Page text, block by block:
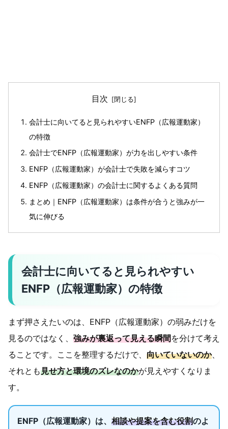
目次
会計士に向いてると見られやすいENFP（広報運動家）
の特徴
会計士でENFP（広報運動家）が力を出しやすい条件
ENFP（広報運動家）が会計士で失敗を減らすコツ
ENFP（広報運動家）の会計士に関するよくある質問
まとめ｜ENFP（広報運動家）は条件が合うと強みが一
気に伸びる
会計士に向いてると見られやすい
ENFP（広報運動家）の特徴
まず押さえたいのは、ENFP（広報運動家）の弱みだけを
見るのではなく、 強みが裏返って見える瞬間を分けて考え
ることです。ここを整理するだけで、 向いていないのか、
それとも見せ方と環境のズレなのかが見えやすくなりま
す。
ENFP（広報運動家）は、 相談や提案を含む役割のよ